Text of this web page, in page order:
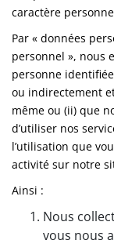
caractère
Par « données
personnel », nous
personne
ou indirectement
même ou (ii) que
d’utiliser nos
l’utilisation que
activité sur notre
Ainsi :
Nous
vous nous